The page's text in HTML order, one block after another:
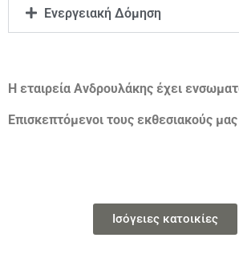
Ενεργειακή Δόμηση
Η εταιρεία Ανδρουλάκης έχει
Επισκεπτόμενοι τους εκθεσιακούς
Ισόγειες κατοικίες